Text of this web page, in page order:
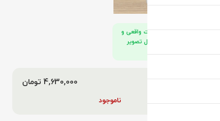
بزرگنمایی تصویر
تصاویر محصولات واقعی و
در استودیو الوگل تصویر
قیمت محصول : تومان
ناموجود